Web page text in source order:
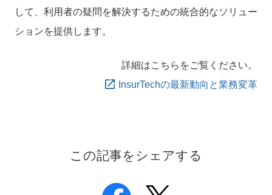
して、利用者の疑問を解決するための統合的なソリュー
ションを提供します。
詳細はこちらをご覧ください。
InsurTechの最新動向と業務変革
この記事をシェアする